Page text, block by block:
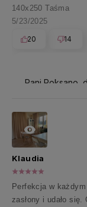
Pani Roksano,
140x250 Taśma
5/23/2025
20
14
Klaudia
Perfekcja w każdym
zasłony i udało się.